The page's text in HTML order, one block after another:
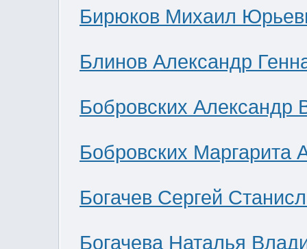
Бирюков Михаил
Блинов Александр
Бобровских Александр
Бобровских Маргарита
Богачев Сергей
Богачева Наталья